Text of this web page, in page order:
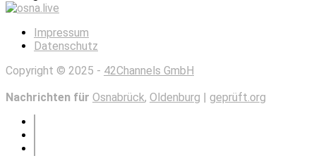
Impressum
Datenschutz
Copyright © 2025 - 42Channels GmbH
Nachrichten für Osnabrück, Oldenburg | geprüft.org